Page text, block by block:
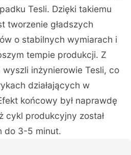
Tesli. Dzięki takiemu
tworzenie gładszych
o stabilnych wymiarach i
tempie produkcji. Z
wyszli inżynierowie Tesli, co
działających w
końcowy był naprawdę
cykl produkcyjny został
do 3-5 minut.